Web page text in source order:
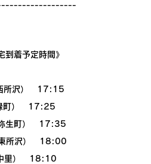
到着予定時間》
所沢）　17:15
町）　17:25
生町）　17:35
所沢）　18:00
里）　18:10